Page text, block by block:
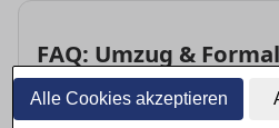
Alle Cookies akzeptieren
FAQ: Umzug &
Wie plane ich einen Umzug